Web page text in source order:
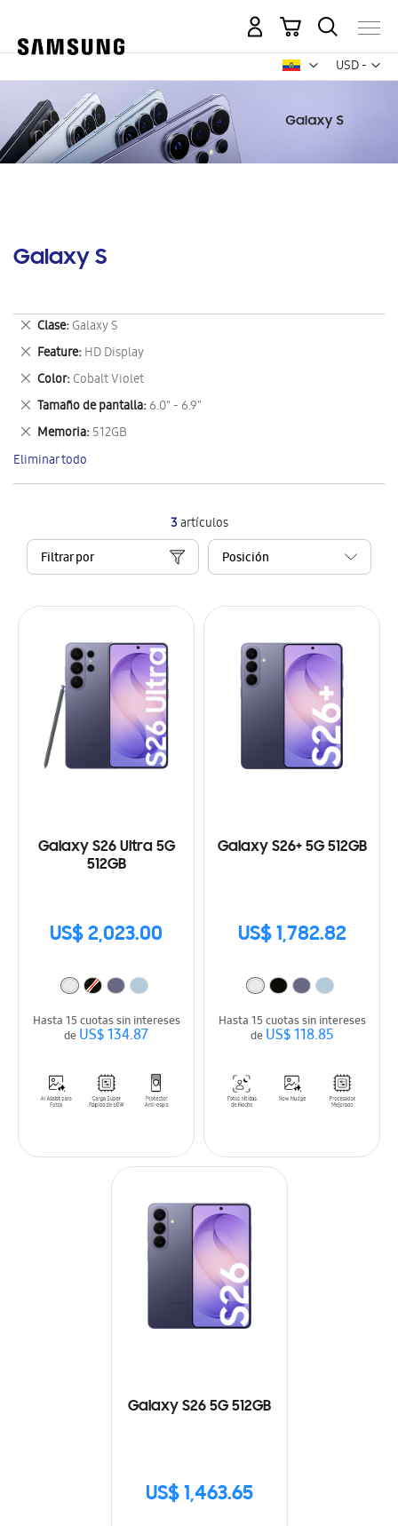
USD -
dólar
Mi carrito
Galaxy S
3artículos
Filtrar por
Galaxy S26 Ultra 5G
512GB
US$ 2,023.00
Hasta 15 cuotas sin intereses
deUS$ 134.87
Galaxy S26+ 5G 512GB
US$ 1,782.82
Hasta 15 cuotas sin intereses
deUS$ 118.85
Galaxy S26 5G 512GB
US$ 1,463.65
Clase Galaxy S
Eliminar
este
artículo
Feature HD Display
Eliminar
este
artículo
Color Cobalt Violet
Eliminar
este
artículo
Tamaño de pantalla 6.0" - 6.9"
Eliminar
este
artículo
Memoria 512GB
Eliminar
este
artículo
Eliminar todo